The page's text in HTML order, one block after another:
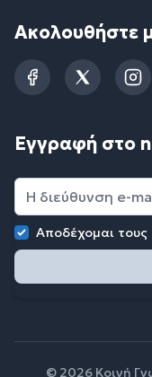
Ακολουθήστε
FacebookTwitter
Εγγραφή στο
Αποδέχομαι τους
© 2026 Κοινή